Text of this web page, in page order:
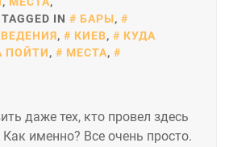
TAGGED IN БАРЫ,
, КИЕВ,
КУДА
ПОЙТИ, МЕСТА,
даже тех, кто провел здесь
именно? Все очень просто.